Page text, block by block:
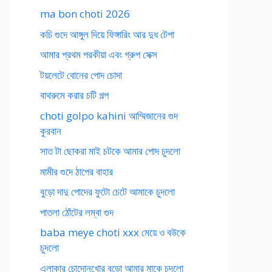
ma bon choti 2026
কচি গুদে আঙ্গুল দিয়ে ফিঙ্গারিং আর দুধ টেপা
আমার প্রথম পরকীয়া এবং গ্রুপ সেক্স
টয়লেটে বোনের পোদ চোদা
বাথরুমে করার চটি গল্প
choti golpo kahini আম্মিজানের গুদ
কুরবান
সাত টা ছোকরা মাই চটকে আমার পোদ চুদলো
মামীর গুদে ঠাপের বাহার
বুড়ো দাদু পোদের ফুটো চেটে আমাকে চুদলো
পাতলা ঠোঁটের লম্বা গুদ
baba meye choti xxx মেয়ে ও বউকে
চুদলো
এলাকার চোদোনখোর বুড়ো আমার মাকে চুদলো